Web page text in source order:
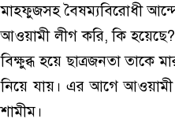
মাহফুজসহ বৈষম্যবিরোধী
আওয়ামী লীগ করি, কি
বিক্ষুব্ধ হয়ে ছাত্রজনতা তাকে
নিয়ে যায়। এর আগে আওয়ামী
শামীম।